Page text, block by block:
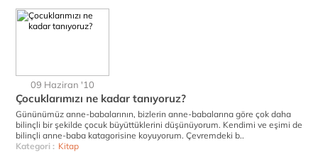
09 Haziran '10
Çocuklarımızı ne kadar tanıyoruz?
Gününümüz anne-babalarının, bizlerin anne-babalarına göre çok daha
bilinçli bir şekilde çocuk büyüttüklerini düşünüyorum. Kendimi ve eşimi de
bilinçli anne-baba katagorisine koyuyorum. Çevremdeki b..
Kategori : Kitap